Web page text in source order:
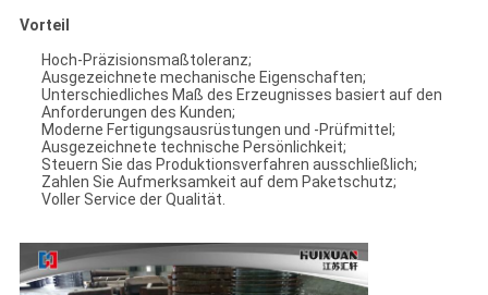
Vorteil
Hoch-Präzisionsmaßtoleranz;
Ausgezeichnete mechanische Eigenschaften;
Unterschiedliches Maß des Erzeugnisses basiert auf den
Anforderungen des Kunden;
Moderne Fertigungsausrüstungen und -Prüfmittel;
Ausgezeichnete technische Persönlichkeit;
Steuern Sie das Produktionsverfahren ausschließlich;
Zahlen Sie Aufmerksamkeit auf dem Paketschutz;
Voller Service der Qualität.